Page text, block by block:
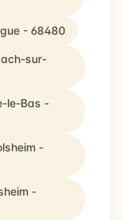
- 68480
sur-
le-Bas -
-
-